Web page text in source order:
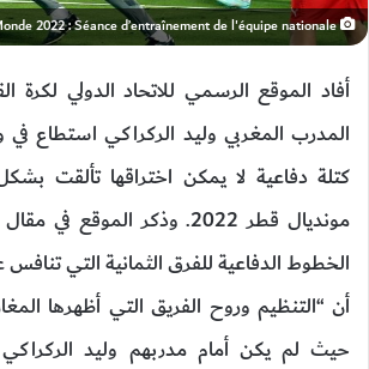
Coupe du Monde 2022 : Séance d’entraînement de l'équipe nationale
أفاد الموقع الرسمي للاتحاد الدولي لكرة
المدرب المغربي وليد الركراكي استطاع
كتلة دفاعية لا يمكن اختراقها تألقت
مونديال قطر 2022. وذكر
الخطوط الدفاعية للفرق الثمانية التي
أن “التنظيم وروح الفريق التي أظهرها
حيث لم يكن أمام مدربهم وليد